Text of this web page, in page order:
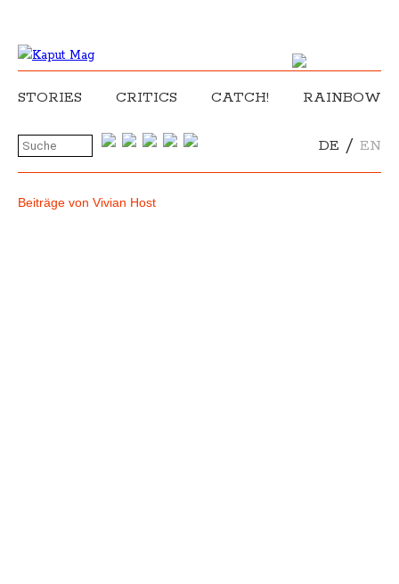
STORIES CRITICS CATCH! RAINBOW
DE / EN
Beiträge von Vivian Host